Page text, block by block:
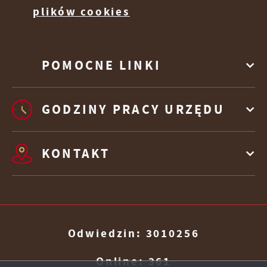
POMOCNE LINKI
plików cookies
GODZINY PRACY URZĘDU
KONTAKT
Odwiedzin: 3010256
Online: 361
Firmy te działają w charakterze pośredników
społecznościowych.